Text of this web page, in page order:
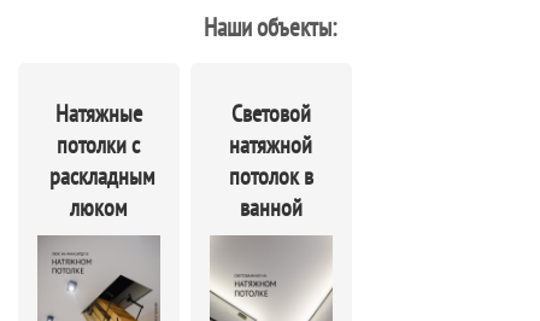
Наши объекты:
Натяжные
потолки с
раскладным
люком
Световой
натяжной
потолок в
ванной